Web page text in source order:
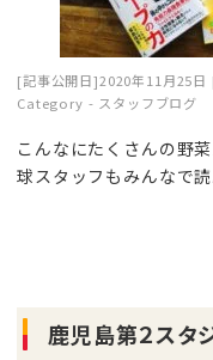
[記事公開日]2020年11月25日
Category - スタッフブログ
こんなにたくさんの野
球スタッフもみんなで
鹿児島第２スタ